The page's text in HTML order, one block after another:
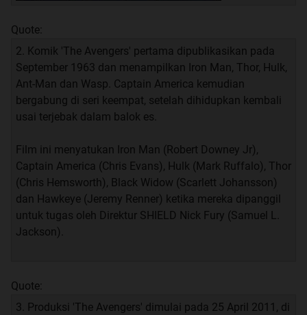
Quote:
2. Komik 'The Avengers' pertama dipublikasikan pada
September 1963 dan menampilkan Iron Man, Thor, Hulk,
Ant-Man dan Wasp. Captain America kemudian
bergabung di seri keempat, setelah dihidupkan kembali
usai terjebak dalam balok es.
Film ini menyatukan Iron Man (Robert Downey Jr),
Captain America (Chris Evans), Hulk (Mark Ruffalo), Thor
(Chris Hemsworth), Black Widow (Scarlett Johansson)
dan Hawkeye (Jeremy Renner) ketika mereka dipanggil
untuk tugas oleh Direktur SHIELD Nick Fury (Samuel L.
Jackson).
Quote:
3. Produksi 'The Avengers' dimulai pada 25 April 2011, di